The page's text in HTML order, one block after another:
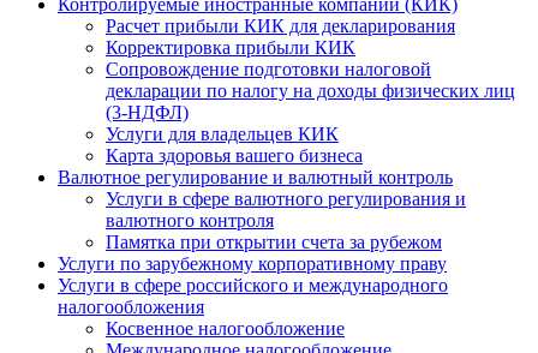
Контролируемые иностранные компании (КИК)
Расчет прибыли КИК для декларирования
Корректировка прибыли КИК
Сопровождение подготовки налоговой
декларации по налогу на доходы физических лиц
(3-НДФЛ)
Услуги для владельцев КИК
Карта здоровья вашего бизнеса
Валютное регулирование и валютный контроль
Услуги в сфере валютного регулирования и
валютного контроля
Памятка при открытии счета за рубежом
Услуги по зарубежному корпоративному праву
Услуги в сфере российского и международного
налогообложения
Косвенное налогообложение